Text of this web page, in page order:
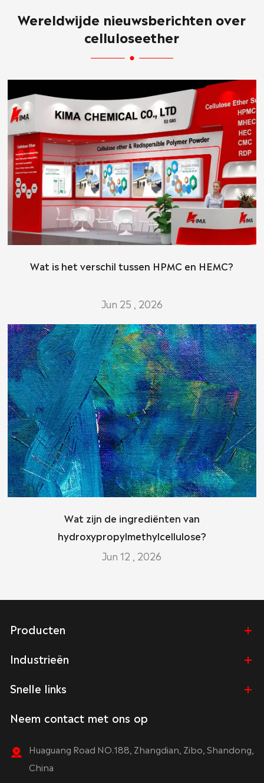
Wereldwijde nieuwsberichten over
celluloseether
Wat is het verschil tussen HPMC en HEMC?
Jun 25 , 2026
Wat zijn de ingrediënten van
hydroxypropylmethylcellulose?
Jun 12 , 2026
Producten
Industrieën
Snelle links
Neem contact met ons op
Huaguang Road NO.188, Zhangdian, Zibo, Shandong,
China